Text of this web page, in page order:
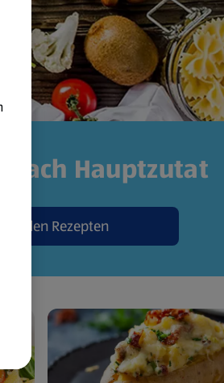
nach Hauptzutat
Zu den Rezepten